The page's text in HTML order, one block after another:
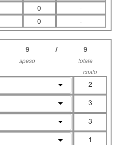
0
-
0 -
9 / 9
speso
totale
costo
2
3
3
1